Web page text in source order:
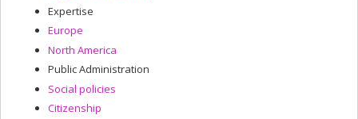
Expertise
Europe
North America
Public Administration
Social policies
Citizenship